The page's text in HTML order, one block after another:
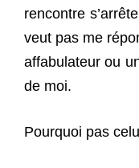
rencontre
veut pas me
affabulateur ou
de moi.
Pourquoi pas